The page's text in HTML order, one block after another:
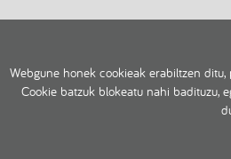
Webgune honek cookieak erabiltzen
Cookie batzuk blokeatu nahi badituzu,